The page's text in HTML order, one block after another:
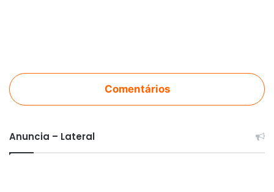
Comentários
Anuncia – Lateral